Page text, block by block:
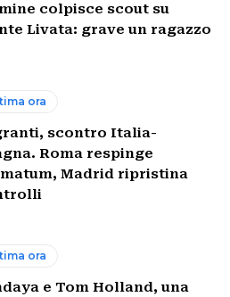
colpisce scout su
Livata: grave un ragazzo
ora
scontro Italia-
Roma respinge
Madrid ripristina
ora
e Tom Holland, una